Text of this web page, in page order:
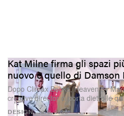
DESIGN
Kat Milne firma gli spazi
nuovo è quello di Damson
Dopo Climax Books, Heaven by
creative director ci porta dietro le
Jul 8, 2026